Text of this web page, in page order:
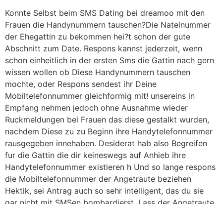
Konnte Selbst beim SMS Dating bei dreamoo mit den
Frauen die Handynummern tauschen?Die Natelnummer
der Ehegattin zu bekommen hei?t schon der gute
Abschnitt zum Date. Respons kannst jederzeit, wenn
schon einheitlich in der ersten Sms die Gattin nach gern
wissen wollen ob Diese Handynummern tauschen
mochte, oder Respons sendest ihr Deine
Mobiltelefonnummer gleichformig mit! unsereins in
Empfang nehmen jedoch ohne Ausnahme wieder
Ruckmeldungen bei Frauen das diese gestalkt wurden,
nachdem Diese zu zu Beginn ihre Handytelefonnummer
rausgegeben innehaben. Desiderat hab also Begreifen
fur die Gattin die dir keineswegs auf Anhieb ihre
Handytelefonnummer existieren h Und so lange respons
die Mobiltelefonnummer der Angetraute beziehen
Hektik, sei Antrag auch so sehr intelligent, das du sie